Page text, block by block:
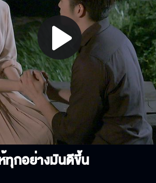
Play
Video
ทุกอย่างมันดีขึ้น